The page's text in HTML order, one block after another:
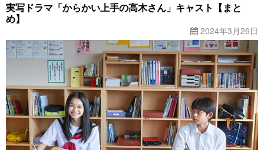
実写ドラマ「からかい上手の高木さん」キャスト【まと
め】
2024年3月26日